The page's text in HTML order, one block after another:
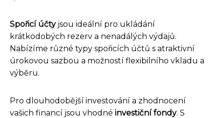
Spořicí účtyjsou ideální pro ukládání
krátkodobých rezerv a nenadálých výdajů.
Nabízíme různé typy spořicích účtů s atraktivní
úrokovou sazbou a možností flexibilního vkladu a
výběru.
Pro dlouhodobější investování a zhodnocení
vašich financí jsou vhodné investiční fondy. S